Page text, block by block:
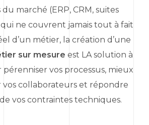
marché (ERP, CRM, suites
ne couvrent jamais tout à fait
d’un métier, la création d’une
sur mesure est LA solution à
vos processus, mieux
vos collaborateurs et répondre
vos contraintes techniques.